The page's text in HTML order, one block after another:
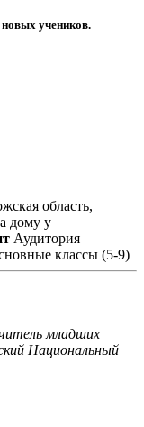
учеников.
область,
дому у
Аудитория
классы (5-9)
младших
Национальный